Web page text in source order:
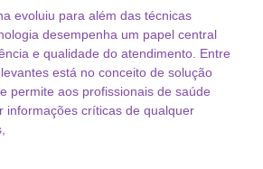
evoluiu para além das técnicas
desempenha um papel central
e qualidade do atendimento. Entre
está no conceito de solução
permite aos profissionais de saúde
informações críticas de qualquer